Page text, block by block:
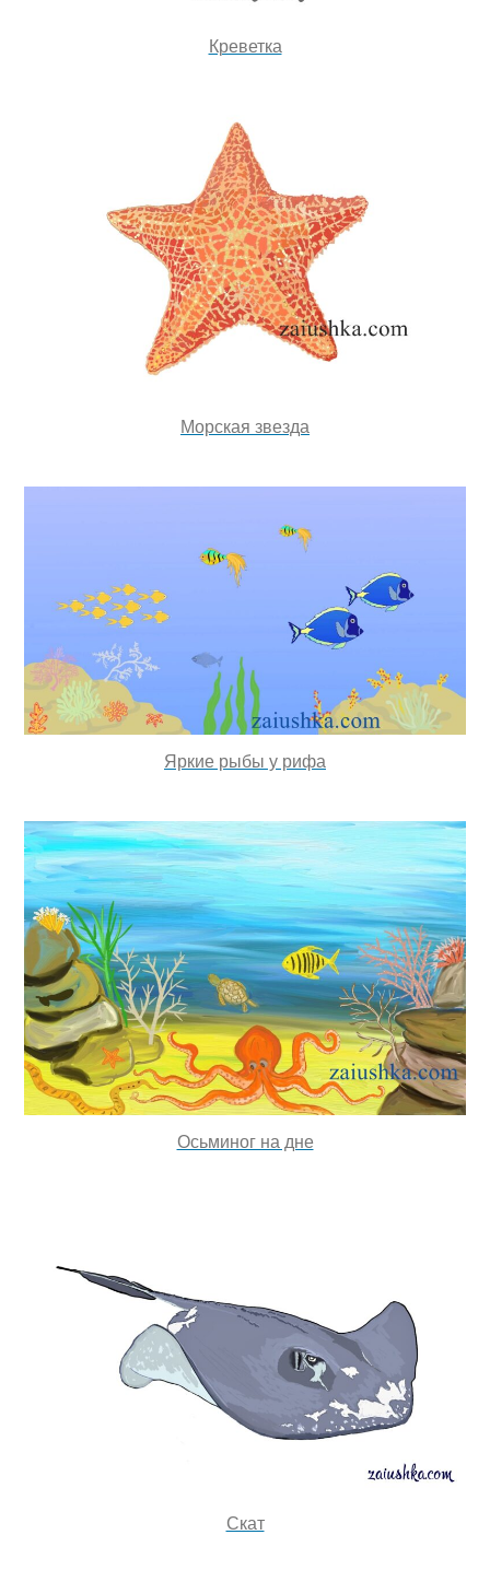
Креветка
Морская звезда
Яркие рыбы у рифа
Осьминог на дне
Скат